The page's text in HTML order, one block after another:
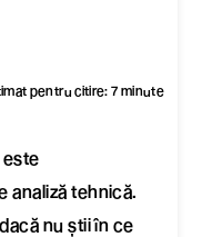
pentru citire: 7 minute
analiză tehnică.
nu știi în ce